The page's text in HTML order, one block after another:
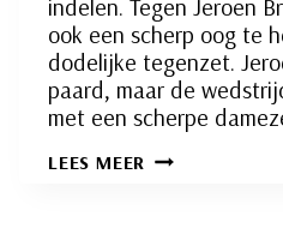
indelen. Tegen Jeroen
ook een scherp oog te
dodelijke tegenzet.
paard, maar de
met een scherpe
LEES MEER RIPOSTEREN